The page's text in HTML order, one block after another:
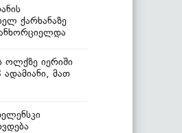
ქარხანაზე
ოლქზე იერიში
ადამიანი, მათ